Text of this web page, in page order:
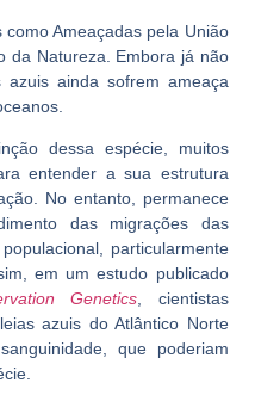
Ameaçadas pela União
da Natureza. Embora já não
ainda sofrem ameaça
dessa espécie, muitos
entender a sua estrutura
No entanto, permanece
das migrações das
particularmente
em um estudo publicado
Genetics , cientistas
azuis do Atlântico Norte
que poderiam